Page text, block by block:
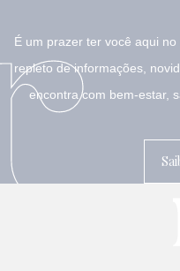
É um prazer ter você aqui
repleto de informações,
encontra com bem-estar,